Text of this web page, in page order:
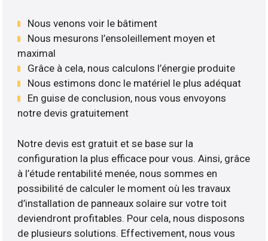
Nous venons voir le bâtiment
Nous mesurons l’ensoleillement moyen et
maximal
Grâce à cela, nous calculons l’énergie produite
Nous estimons donc le matériel le plus adéquat
En guise de conclusion, nous vous envoyons
notre devis gratuitement
Notre devis est gratuit et se base sur la
configuration la plus efficace pour vous. Ainsi, grâce
à l’étude rentabilité menée, nous sommes en
possibilité de calculer le moment où les travaux
d’installation de panneaux solaire sur votre toit
deviendront profitables. Pour cela, nous disposons
de plusieurs solutions. Effectivement, nous vous